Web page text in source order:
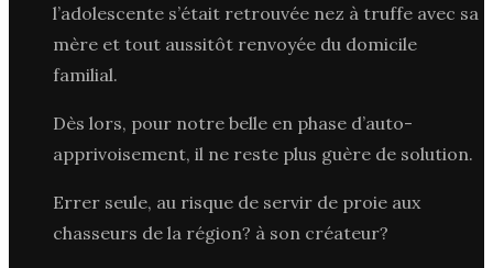
l’adolescente s’était retrouvée nez à truffe avec sa
mère et tout aussitôt renvoyée du domicile
familial.
Dès lors, pour notre belle en phase d’auto-
apprivoisement, il ne reste plus guère de solution.
Errer seule, au risque de servir de proie aux
chasseurs de la région? à son créateur?